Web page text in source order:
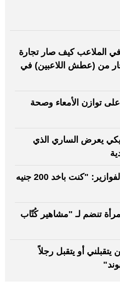
الملاعب كيف صار تجارة
من (عطش اللاعبين) في
على توازن الأمعاء وصحة
يعرض الساري الذي
شريهان تستذكر أيام الفوازير: "كنت باخد 200 جنيه
تنضم لـ "مشاهير كُتّاب
يتقبلني أو يتقبل رجلاً